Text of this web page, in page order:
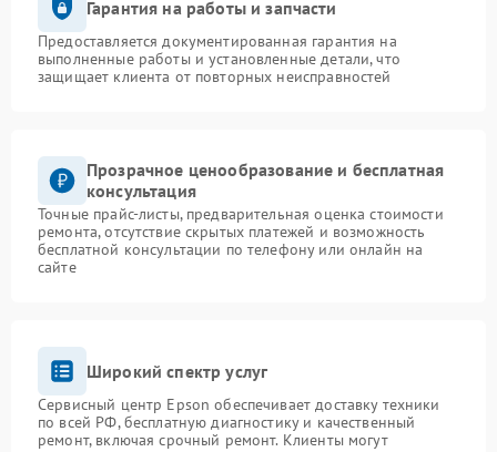
Гарантия на работы и запчасти
Предоставляется документированная гарантия на
выполненные работы и установленные детали, что
защищает клиента от повторных неисправностей
Прозрачное ценообразование и бесплатная
консультация
Точные прайс-листы, предварительная оценка стоимости
ремонта, отсутствие скрытых платежей и возможность
бесплатной консультации по телефону или онлайн на
сайте
Широкий спектр услуг
Сервисный центр Epson обеспечивает доставку техники
по всей РФ, бесплатную диагностику и качественный
ремонт, включая срочный ремонт. Клиенты могут